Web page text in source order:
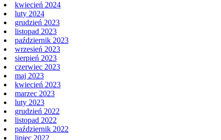
kwiecień 2024
luty 2024
grudzień 2023
listopad 2023
październik 2023
wrzesień 2023
sierpień 2023
czerwiec 2023
maj 2023
kwiecień 2023
marzec 2023
luty 2023
grudzień 2022
listopad 2022
październik 2022
lipiec 2022